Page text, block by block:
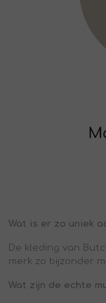
Wat is er zo uniek
De kleding van
merk zo bijzonder
Wat zijn de echte